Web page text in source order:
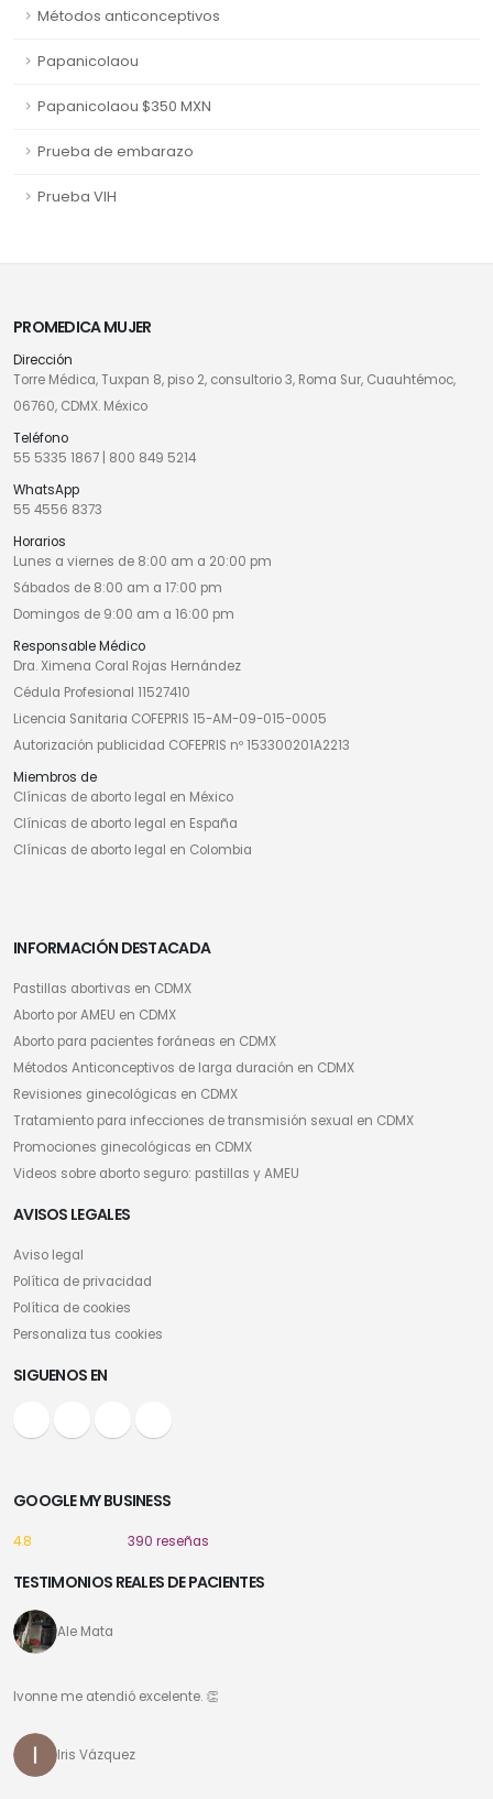
Métodos anticonceptivos
Papanicolaou
Papanicolaou $350 MXN
Prueba de embarazo
Prueba VIH
PROMEDICA MUJER
Dirección
Torre Médica, Tuxpan 8, piso 2, consultorio 3, Roma Sur, Cuauhtémoc,
06760, CDMX. México
Teléfono
55 5335 1867
800 849 5214
WhatsApp
55 4556 8373
Horarios
Lunes a viernes de 8:00 am a 20:00 pm
Sábados de 8:00 am a 17:00 pm
Domingos de 9:00 am a 16:00 pm
Responsable Médico
Dra. Ximena Coral Rojas Hernández
Cédula Profesional 11527410
Licencia Sanitaria COFEPRIS 15-AM-09-015-0005
Autorización publicidad COFEPRIS nº 153300201A2213
Miembros de
Clínicas de aborto legal en México
Clínicas de aborto legal en España
Clínicas de aborto legal en Colombia
INFORMACIÓN DESTACADA
Pastillas abortivas en CDMX
Aborto por AMEU en CDMX
Aborto para pacientes foráneas en CDMX
Métodos Anticonceptivos de larga duración en CDMX
Revisiones ginecológicas en CDMX
Tratamiento para infecciones de transmisión sexual en CDMX
Promociones ginecológicas en CDMX
Videos sobre aborto seguro: pastillas y AMEU
AVISOS LEGALES
Aviso legal
Política de privacidad
Política de cookies
Personaliza tus cookies
SIGUENOS EN
GOOGLE MY BUSINESS
4.8 390 reseñas
TESTIMONIOS REALES DE PACIENTES
Ale Mata
Ivonne me atendió excelente. 👏
Iris Vázquez